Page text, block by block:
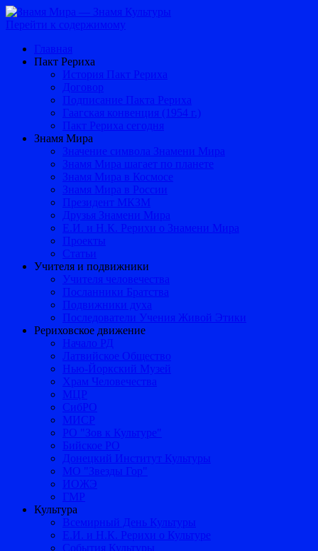
Перейти к содержимому
Главная
Пакт Рериха
История Пакт Рериха
Договор
Подписание Пакта Рериха
Гаагская конвенция (1954 г.)
Пакт Рериха сегодня
Знамя Мира
Значение символа Знамени Мира
Знамя Мира шагает по планете
Знамя Мира в Космосе
Знамя Мира в России
Президент МКЗМ
Друзья Знамени Мира
Е.И. и Н.К. Рерихи о Знамени Мира
Проекты
Статьи
Учителя и подвижники
Учителя человечества
Посланники Братства
Подвижники духа
Последователи Учения Живой Этики
Рериховское движение
Начало РД
Латвийское Общество
Нью-Йоркский Музей
Храм Человечества
МЦР
СибРО
МИСР
РО "Зов к Культуре"
Бийское РО
Донецкий Институт Культуры
МО "Звезды Гор"
ИОЖЭ
ГМР
Культура
Всемирный День Культуры
Е.И. и Н.К. Рерихи о Культуре
События Культуры